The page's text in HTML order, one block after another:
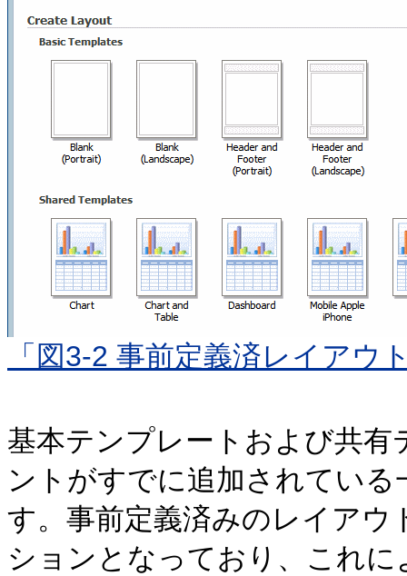
「図3-2 事前定義済レイアウ
基本テンプレートおよび共
ントがすでに追加されてい
す。事前定義済みのレイア
ションとなっており、これ